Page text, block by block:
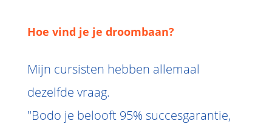
Hoe vind je je droombaan?
Mijn cursisten hebben allemaal
dezelfde vraag.
"Bodo je belooft 95% succesgarantie,